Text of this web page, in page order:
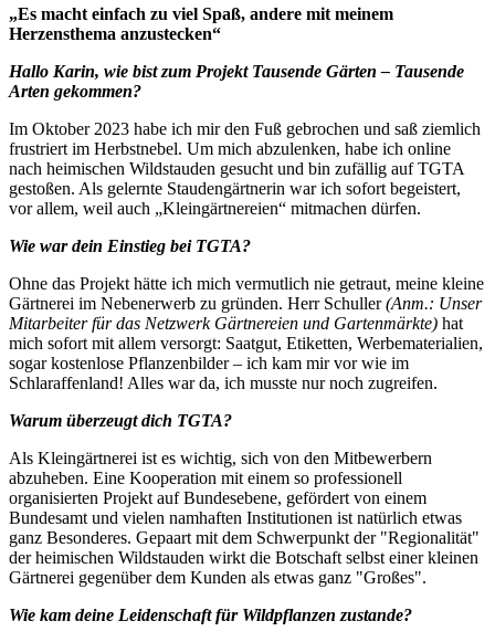
„Es macht einfach zu viel Spaß, andere mit meinem
Herzensthema anzustecken“
Hallo Karin, wie bist zum Projekt Tausende Gärten – Tausende
Arten gekommen?
Im Oktober 2023 habe ich mir den Fuß gebrochen und saß ziemlich
frustriert im Herbstnebel. Um mich abzulenken, habe ich online
nach heimischen Wildstauden gesucht und bin zufällig auf TGTA
gestoßen. Als gelernte Staudengärtnerin war ich sofort begeistert,
vor allem, weil auch „Kleingärtnereien“ mitmachen dürfen.
Wie war dein Einstieg bei TGTA?
Ohne das Projekt hätte ich mich vermutlich nie getraut, meine kleine
Gärtnerei im Nebenerwerb zu gründen. Herr Schuller(Anm.: Unser
Mitarbeiter für das Netzwerk Gärtnereien und Gartenmärkte) hat
mich sofort mit allem versorgt: Saatgut, Etiketten, Werbematerialien,
sogar kostenlose Pflanzenbilder – ich kam mir vor wie im
Schlaraffenland! Alles war da, ich musste nur noch zugreifen.
Warum überzeugt dich TGTA?
Als Kleingärtnerei ist es wichtig, sich von den Mitbewerbern
abzuheben. Eine Kooperation mit einem so professionell
organisierten Projekt auf Bundesebene, gefördert von einem
Bundesamt und vielen namhaften Institutionen ist natürlich etwas
ganz Besonderes. Gepaart mit dem Schwerpunkt der "Regionalität"
der heimischen Wildstauden wirkt die Botschaft selbst einer kleinen
Gärtnerei gegenüber dem Kunden als etwas ganz "Großes".
Wie kam deine Leidenschaft für Wildpflanzen zustande?